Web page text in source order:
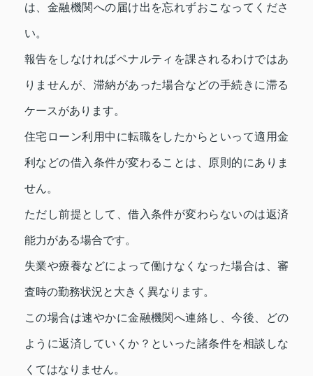
は、金融機関への届け出を忘れずおこなってくださ
い。
報告をしなければペナルティを課されるわけではあ
りませんが、滞納があった場合などの手続きに滞る
ケースがあります。
住宅ローン利用中に転職をしたからといって適用金
利などの借入条件が変わることは、原則的にありま
せん。
ただし前提として、借入条件が変わらないのは返済
能力がある場合です。
失業や療養などによって働けなくなった場合は、審
査時の勤務状況と大きく異なります。
この場合は速やかに金融機関へ連絡し、今後、どの
ように返済していくか？といった諸条件を相談しな
くてはなりません。